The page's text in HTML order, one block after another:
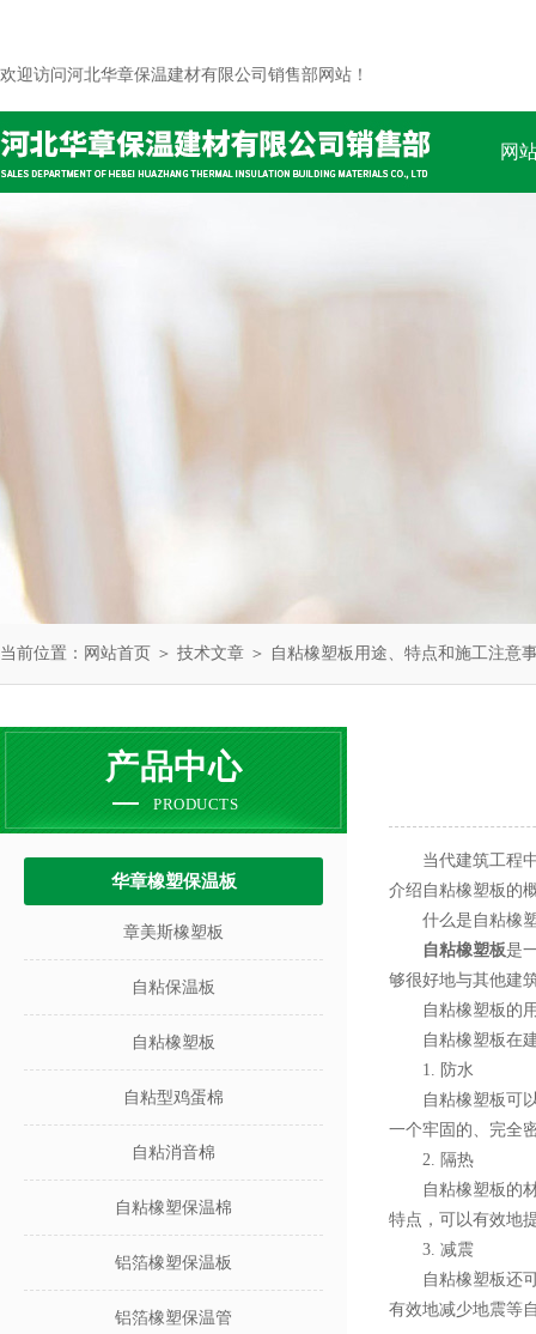
欢迎访问河北华章保温建材有限公司销售部网站！
网
当前位置： 网站首页 ＞ 技术文章 ＞ 自粘橡塑板用途、特点和施工注意
产品中心
PRODUCTS
华章橡塑保温板
章美斯橡塑板
自粘保温板
自粘橡塑板
自粘型鸡蛋棉
自粘消音棉
自粘橡塑保温棉
铝箔橡塑保温板
铝箔橡塑保温管
当代建筑工程中
介绍自粘橡塑板的
什么是自粘橡
自粘橡塑板是
够很好地与其他建
自粘橡塑板的
自粘橡塑板在建
1. 防水
自粘橡塑板可以
一个牢固的、完全
2. 隔热
自粘橡塑板的材
特点，可以有效地
3. 减震
自粘橡塑板还可
有效地减少地震等